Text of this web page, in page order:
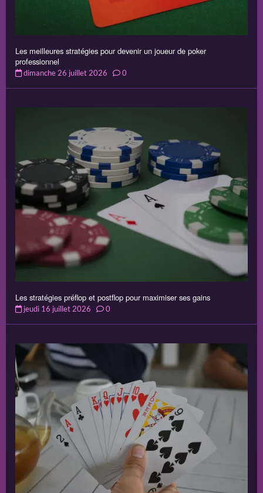
Les meilleures stratégies pour devenir un joueur de poker
professionnel
dimanche 26 juillet 2026 0
Les stratégies préflop et postflop pour maximiser ses gains
jeudi 16 juillet 2026 0